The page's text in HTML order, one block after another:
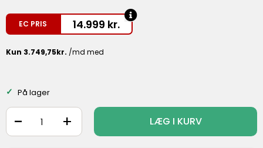
EC PRIS 14.999 kr.
På lager
+
- LÆG I KURV